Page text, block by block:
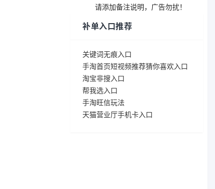
请添加备注说明，广告勿扰！
补单入口推荐
关键词无痕入口
手淘首页短视频推荐猜你喜欢入口
淘宝非搜入口
帮我选入口
手淘旺信玩法
天猫营业厅手机卡入口